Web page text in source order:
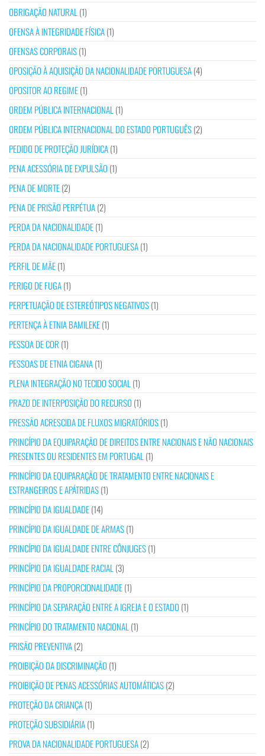
OBRIGAÇÃO NATURAL (1)
OFENSA À INTEGRIDADE FÍSICA(1)
OFENSAS CORPORAIS(1)
OPOSIÇÃO À AQUISIÇÃO DA NACIONALIDADE PORTUGUESA(4)
OPOSITOR AO REGIME(1)
ORDEM PÚBLICA INTERNACIONAL (1)
ORDEM PÚBLICA INTERNACIONAL DO ESTADO PORTUGUÊS(2)
PEDIDO DE PROTEÇÃO JURÍDICA(1)
PENA ACESSÓRIA DE EXPULSÃO (1)
PENA DE MORTE(2)
PENA DE PRISÃO PERPÉTUA(2)
PERDA DA NACIONALIDADE(1)
PERDA DA NACIONALIDADE PORTUGUESA(1)
PERFIL DE MÃE(1)
PERIGO DE FUGA(1)
PERPETUAÇÃO DE ESTEREÓTIPOS NEGATIVOS(1)
PERTENÇA À ETNIA BAMILEKE(1)
PESSOA DE COR (1)
PESSOAS DE ETNIA CIGANA(1)
PLENA INTEGRAÇÃO NO TECIDO SOCIAL (1)
PRAZO DE INTERPOSIÇÃO DO RECURSO (1)
PRESSÃO ACRESCIDA DE FLUXOS MIGRATÓRIOS(1)
PRINCÍPIO DA EQUIPARAÇÃO DE DIREITOS ENTRE NACIONAIS E NÃO NACIONAIS
PRESENTES OU RESIDENTES EM PORTUGAL (1)
PRINCÍPIO DA EQUIPARAÇÃO DE TRATAMENTO ENTRE NACIONAIS E
ESTRANGEIROS E APÁTRIDAS(1)
PRINCÍPIO DA IGUALDADE(14)
PRINCÍPIO DA IGUALDADE DE ARMAS(1)
PRINCÍPIO DA IGUALDADE ENTRE CÔNJUGES(1)
PRINCÍPIO DA IGUALDADE RACIAL (3)
PRINCÍPIO DA PROPORCIONALIDADE(1)
PRINCÍPIO DA SEPARAÇÃO ENTRE A IGREJA E O ESTADO (1)
PRINCÍPIO DO TRATAMENTO NACIONAL (1)
PRISÃO PREVENTIVA(2)
PROIBIÇÃO DA DISCRIMINAÇÃO (1)
PROIBIÇÃO DE PENAS ACESSÓRIAS AUTOMÁTICAS(2)
PROTEÇÃO DA CRIANÇA(1)
PROTEÇÃO SUBSIDIÁRIA(1)
PROVA DA NACIONALIDADE PORTUGUESA(2)